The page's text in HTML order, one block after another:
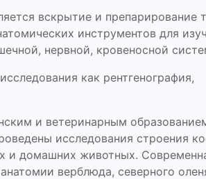
вскрытие и препарирование
инструментов для
нервной, кровеносной
как рентгенография,
и ветеринарным
исследования строения
и домашних животных.
верблюда, северного